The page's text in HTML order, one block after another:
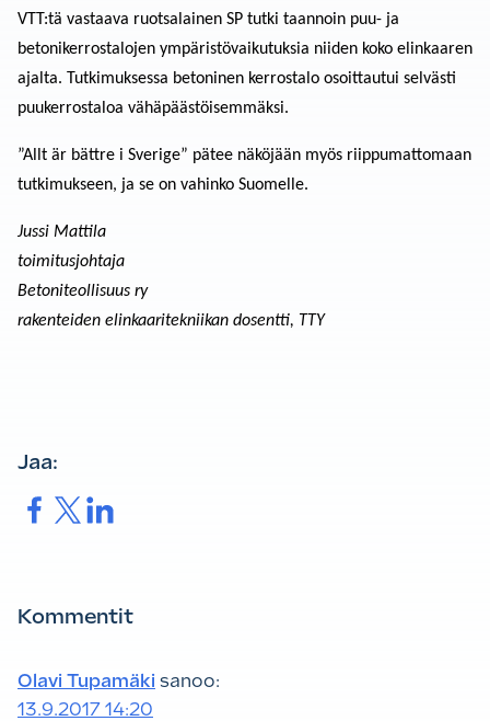
VTT:tä vastaava ruotsa­lainen SP tutki taannoin puu- ja
betonikerrostalojen ympäristö­vaikutuksia niiden koko elinkaaren
ajalta. Tutkimuksessa betoninen kerrostalo osoittautui selvästi
puukerrostaloa vähäpäästöisemmäksi.
”Allt är bättre i Sverige” pätee näköjään myös riippumattomaan
tutkimukseen, ja se on vahinko Suomelle.
Jussi Mattila
toimitusjohtaja
Betoniteollisuus ry
rakenteiden elinkaaritekniikan dosentti, TTY
Jaa:
Jaa. Jaa.Jaa.
Kommentit
Olavi Tupamäki sanoo:
13.9.2017 14:20